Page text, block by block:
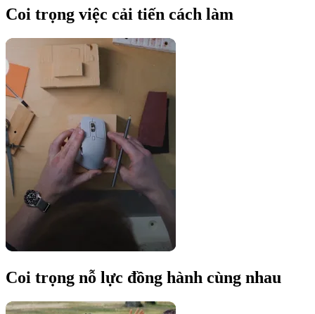
Coi trọng việc cải tiến cách làm
Coi trọng nỗ lực đồng hành cùng nhau